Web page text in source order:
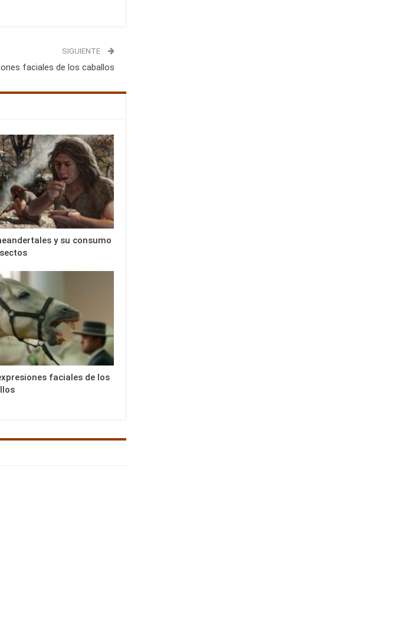
SIGUIENTE
faciales de los caballos
y su consumo
faciales de los